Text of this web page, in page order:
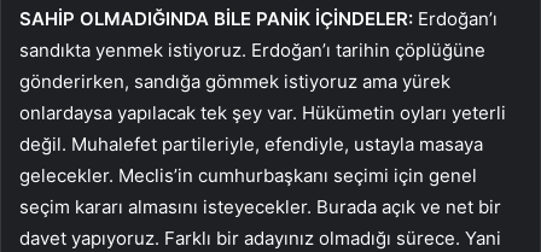
SAHİP OLMADIĞINDA BİLE PANİK İÇİNDELER: Erdoğan’ı
sandıkta yenmek istiyoruz. Erdoğan’ı tarihin çöplüğüne
gönderirken, sandığa gömmek istiyoruz ama yürek
onlardaysa yapılacak tek şey var. Hükümetin oyları yeterli
değil. Muhalefet partileriyle, efendiyle, ustayla masaya
gelecekler. Meclis’in cumhurbaşkanı seçimi için genel
seçim kararı almasını isteyecekler. Burada açık ve net bir
davet yapıyoruz. Farklı bir adayınız olmadığı sürece. Yani